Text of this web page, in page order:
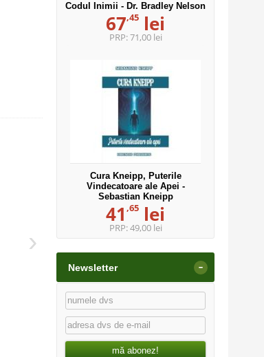
›
Codul Inimii - Dr. Bradley Nelson
67,45 lei
PRP:71,00 lei
Cura Kneipp, Puterile
Vindecatoare ale Apei -
Sebastian Kneipp
41 ,65 lei
PRP:49,00 lei
Newsletter -
mă abonez!